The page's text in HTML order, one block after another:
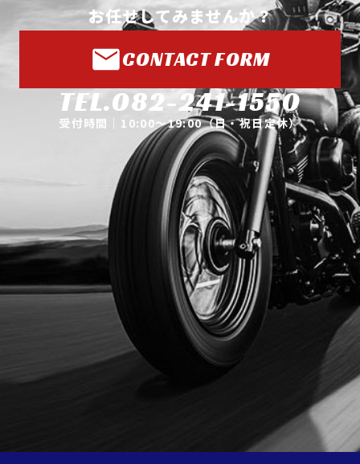
お任せしてみませんか？
CONTACT FORM
TEL.082-241-1550
受付時間｜10:00～19:00（日・祝日定休）